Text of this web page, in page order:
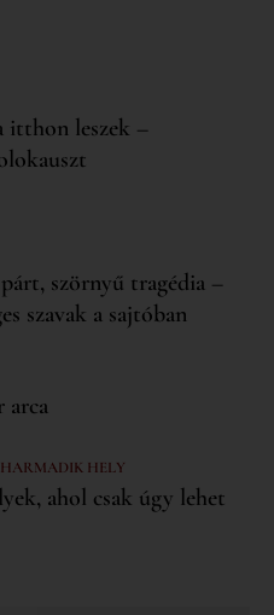
itthon leszek –
szörnyű tragédia –
szavak a sajtóban
arca
HARMADIK HELY
ahol csak úgy lehet